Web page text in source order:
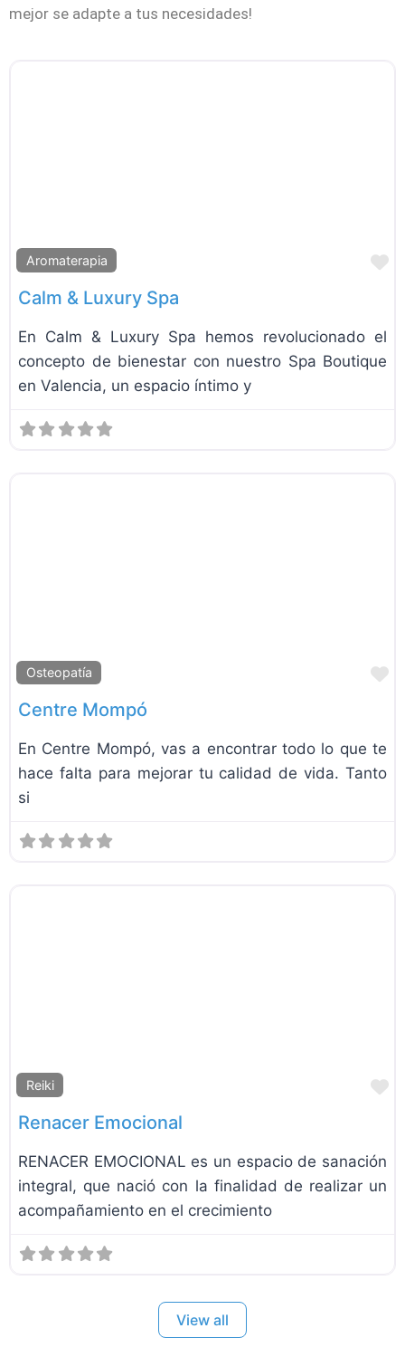
mejor se adapte a tus necesidades!
Aromaterapia
Calm & Luxury Spa
En Calm & Luxury Spa hemos revolucionado el
concepto de bienestar con nuestro Spa Boutique
en Valencia, un espacio íntimo y
Osteopatía
Centre Mompó
En Centre Mompó, vas a encontrar todo lo que te
hace falta para mejorar tu calidad de vida. Tanto
si
Reiki
Renacer Emocional
RENACER EMOCIONAL es un espacio de sanación
integral, que nació con la finalidad de realizar un
acompañamiento en el crecimiento
View all